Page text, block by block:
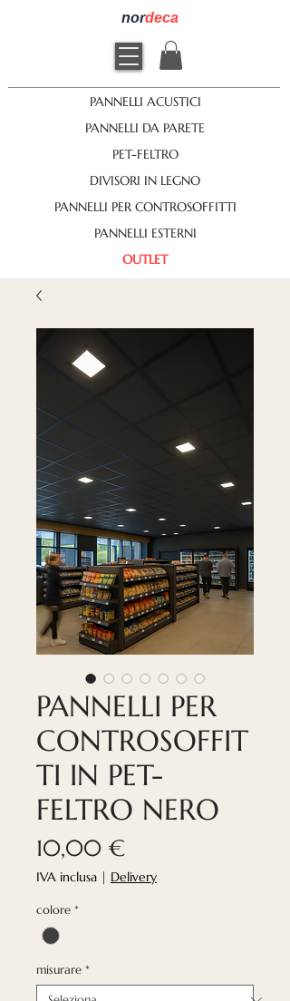
nordeca
PANNELLI ACUSTICI
PANNELLI DA PARETE
PET-FELTRO
DIVISORI IN LEGNO
PANNELLI PER CONTROSOFFITTI
PANNELLI ESTERNI
OUTLET
PANNELLI PER
CONTROSOFFIT
TI IN PET-
FELTRO NERO
10,00 €Prezzo
IVA inclusa | Delivery
colore *
misurare *